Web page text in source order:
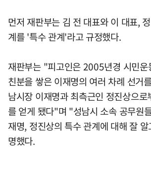
먼저 재판부는 김 전 대표와 이 대표,
계를 '특수 관계'라고 규정했다.
재판부는 "피고인은 2005년경 시민운
친분을 쌓은 이재명의 여러 차례 선거
남시장 이재명과 최측근인 정진상으로
를 얻게 됐다"며 "성남시 소속 공무원
재명, 정진상의 특수 관계에 대해 잘
명했다.